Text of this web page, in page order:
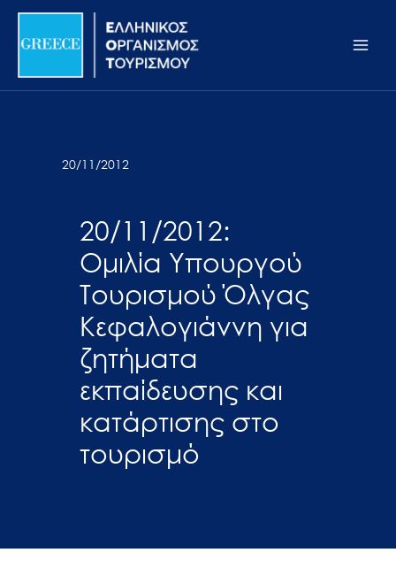
Σημείωση:
ιστότοπος
προσβασιμότητας.
Μετάβαση
περιεχόμενο
20/11/2012
20/11/2012:
Ομιλία Υπουργού
Τουρισμού Όλγας
Κεφαλογιάννη για
ζητήματα
εκπαίδευσης και
κατάρτισης στο
τουρισμό